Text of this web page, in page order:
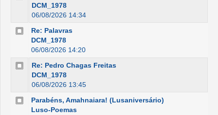
DCM_1978
06/08/2026 14:34
Re: Palavras
DCM_1978
06/08/2026 14:20
Re: Pedro Chagas Freitas
DCM_1978
06/08/2026 13:45
Parabéns, Amahnaiara! (Lusaniversário)
Luso-Poemas